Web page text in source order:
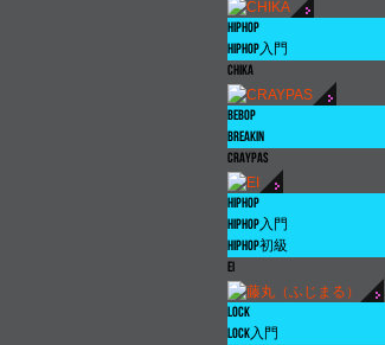
HIPHOP
HIPHOP入門
CHIKA
BEBOP
BREAKIN
CRAYPAS
HIPHOP
HIPHOP入門
HIPHOP初級
EI
LOCK
LOCK入門